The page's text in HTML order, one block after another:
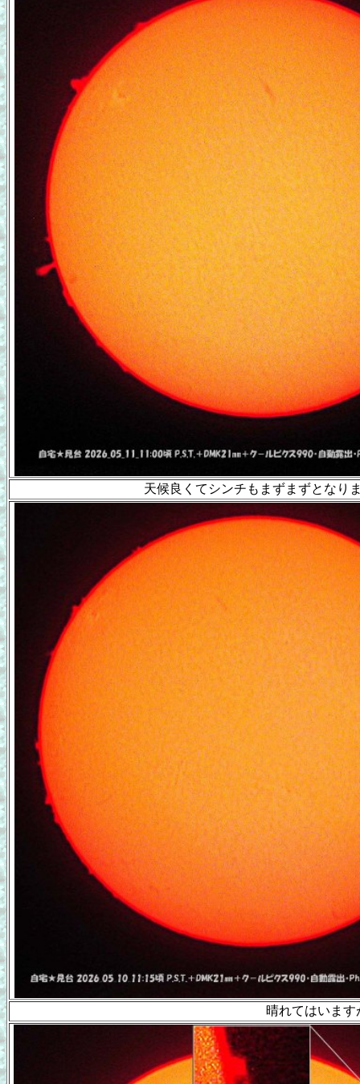
天候良くてシンチもまずまずとなり
晴れてはいま